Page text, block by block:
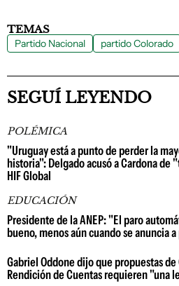
TEMAS
Partido Nacional partido Colorado
SEGUÍ LEYENDO
POLÉMICA
"Uruguay está a punto de perder la
historia": Delgado acusó a Cardona
HIF Global
EDUCACIÓN
Presidente de la ANEP: "El paro
bueno, menos aún cuando se anuncia
Gabriel Oddone dijo que propuestas
Rendición de Cuentas requieren "una